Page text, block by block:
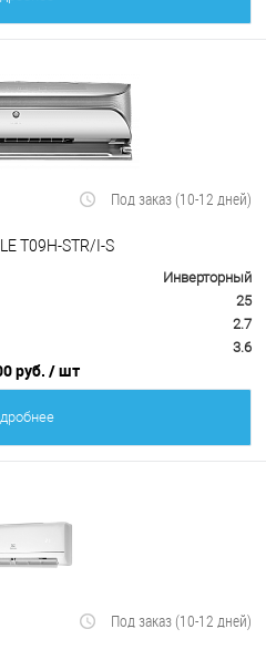
Под заказ (10-12 дней)
T09H-STR/I-S
Инверторный
25
2.7
3.6
руб. / шт
Под заказ (10-12 дней)